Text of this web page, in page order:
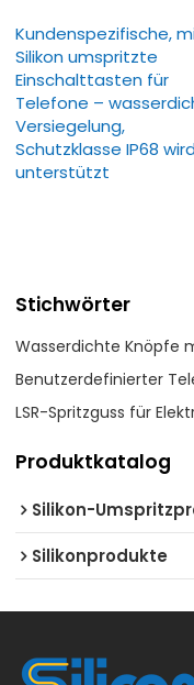
Kundenspezifische,
Silikon umspritzte
Einschalttasten für
Telefone –
Versiegelung,
Schutzklasse IP68 wird
unterstützt
Stichwörter
Wasserdichte Knöpfe
Benutzerdefinierter
LSR-Spritzguss für
Produktkatalog
Silikon-
Silikonprodukte